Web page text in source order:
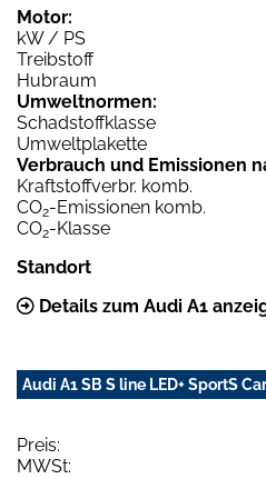
Motor:
kW / PS
Treibstoff
Hubraum
Umweltnormen:
Schadstoffklasse
Umweltplakette
Verbrauch und Emissionen
Kraftstoffverbr. komb.
CO2-Emissionen komb.
CO2-Klasse
Standort
Details zum Audi A1
Audi A1 SB S line LED+ SportS
Preis:
MWSt: